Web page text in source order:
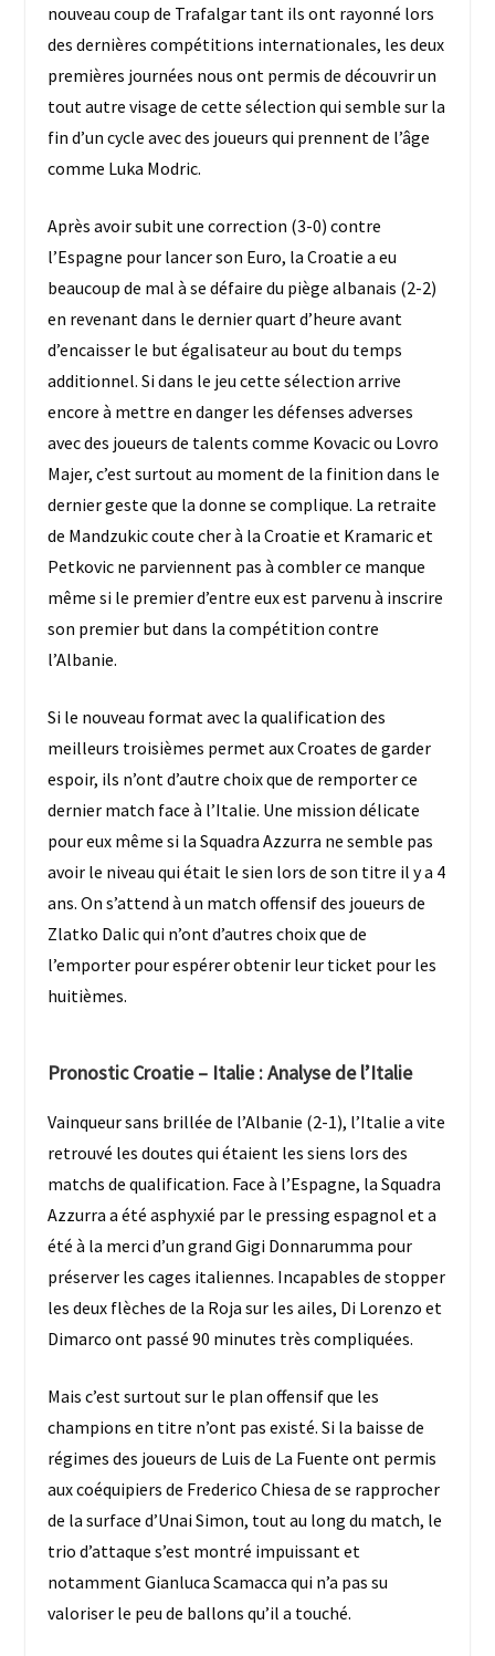
nouveau coup de Trafalgar tant ils ont rayonné lors
des dernières compétitions internationales, les deux
premières journées nous ont permis de découvrir un
tout autre visage de cette sélection qui semble sur la
fin d’un cycle avec des joueurs qui prennent de l’âge
comme Luka Modric.
Après avoir subit une correction (3-0) contre
l’Espagne pour lancer son Euro, la Croatie a eu
beaucoup de mal à se défaire du piège albanais (2-2)
en revenant dans le dernier quart d’heure avant
d’encaisser le but égalisateur au bout du temps
additionnel. Si dans le jeu cette sélection arrive
encore à mettre en danger les défenses adverses
avec des joueurs de talents comme Kovacic ou Lovro
Majer, c’est surtout au moment de la finition dans le
dernier geste que la donne se complique. La retraite
de Mandzukic coute cher à la Croatie et Kramaric et
Petkovic ne parviennent pas à combler ce manque
même si le premier d’entre eux est parvenu à inscrire
son premier but dans la compétition contre
l’Albanie.
Si le nouveau format avec la qualification des
meilleurs troisièmes permet aux Croates de garder
espoir, ils n’ont d’autre choix que de remporter ce
dernier match face à l’Italie. Une mission délicate
pour eux même si la Squadra Azzurra ne semble pas
avoir le niveau qui était le sien lors de son titre il y a 4
ans. On s’attend à un match offensif des joueurs de
Zlatko Dalic qui n’ont d’autres choix que de
l’emporter pour espérer obtenir leur ticket pour les
huitièmes.
Pronostic Croatie – Italie : Analyse de l’Italie
Vainqueur sans brillée de l’Albanie (2-1), l’Italie a vite
retrouvé les doutes qui étaient les siens lors des
matchs de qualification. Face à l’Espagne, la Squadra
Azzurra a été asphyxié par le pressing espagnol et a
été à la merci d’un grand Gigi Donnarumma pour
préserver les cages italiennes. Incapables de stopper
les deux flèches de la Roja sur les ailes, Di Lorenzo et
Dimarco ont passé 90 minutes très compliquées.
Mais c’est surtout sur le plan offensif que les
champions en titre n’ont pas existé. Si la baisse de
régimes des joueurs de Luis de La Fuente ont permis
aux coéquipiers de Frederico Chiesa de se rapprocher
de la surface d’Unai Simon, tout au long du match, le
trio d’attaque s’est montré impuissant et
notamment Gianluca Scamacca qui n’a pas su
valoriser le peu de ballons qu’il a touché.